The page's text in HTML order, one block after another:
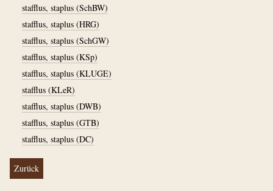
stafflus, staplus (SchBW)
stafflus, staplus (HRG)
stafflus, staplus (SchGW)
stafflus, staplus (KSp)
stafflus, staplus (KLUGE)
stafflus (KLeR)
stafflus, staplus (DWB)
stafflus, staplus (GTB)
stafflus, staplus (DC)
Zurück